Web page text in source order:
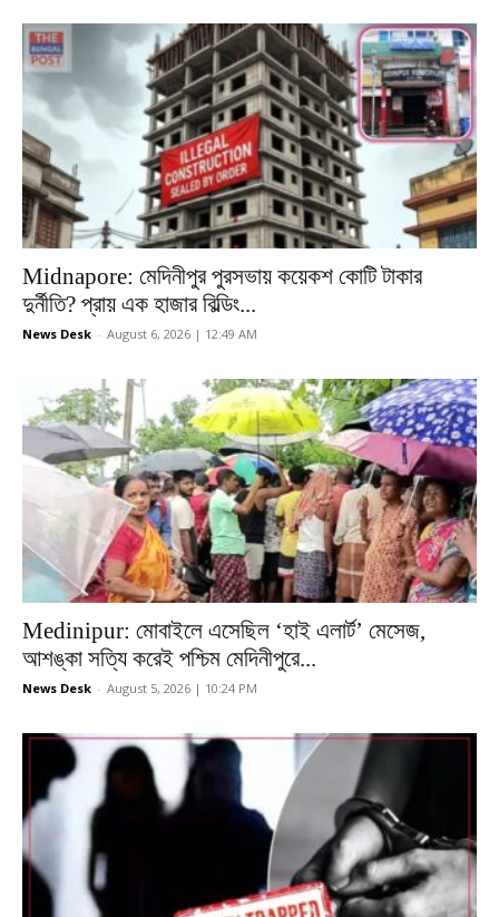
Midnapore: মেদিনীপুর পুরসভায় কয়েকশ কোটি টাকার
দুর্নীতি? প্রায় এক হাজার বিল্ডিং...
News Desk - August 6, 2026 | 12:49 AM
Medinipur: মোবাইলে এসেছিল ‘হাই এলার্ট’ মেসেজ,
আশঙ্কা সত্যি করেই পশ্চিম মেদিনীপুরে...
News Desk - August 5, 2026 | 10:24 PM